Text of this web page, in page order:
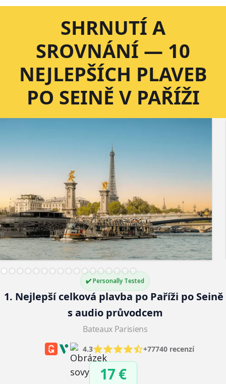
SHRNUTÍ A
SROVNÁNÍ — 10
NEJLEPŠÍCH PLAVEB
PO SEINĚ V PAŘÍŽI
✔️ Personally Tested
1. Nejlepší celková plavba po Paříži po Seině
s audio průvodcem
Bateaux Parisiens
4.3 +77740 recenzí
17 €